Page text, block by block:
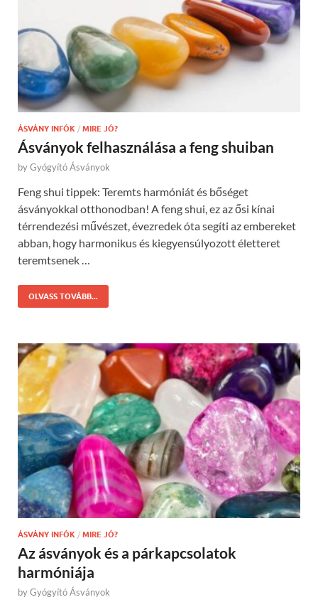
ÁSVÁNY INFÓK / MIRE JÓ?
Ásványok felhasználása a feng shuiban
byGyógyító Ásványok
Feng shui tippek: Teremts harmóniát és bőséget
ásványokkal otthonodban! A feng shui, ez az ősi kínai
térrendezési művészet, évezredek óta segíti az embereket
abban, hogy harmonikus és kiegyensúlyozott életteret
teremtsenek …
OLVASS TOVÁBB...
ÁSVÁNY INFÓK / MIRE JÓ?
Az ásványok és a párkapcsolatok
harmóniája
byGyógyító Ásványok